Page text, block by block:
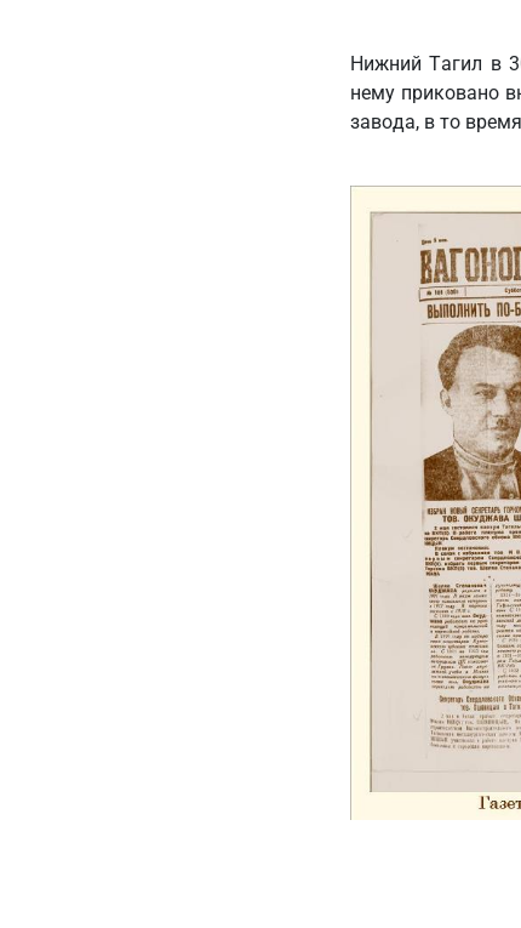
Нижний Тагил в
нему приковано
завода, в то